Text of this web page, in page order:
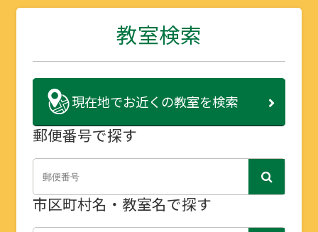
教室検索
現在地でお近くの教室を検索
郵便番号で探す
市区町村名・教室名で探す